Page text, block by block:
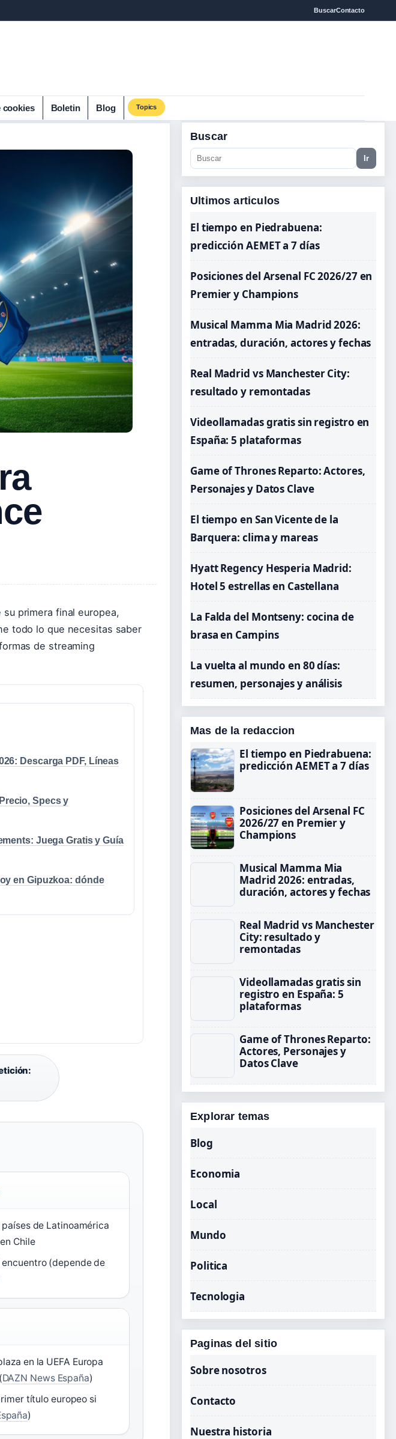
BuscarContacto
cookies Boletin Blog Topics
primera final europea,
todo lo que necesitas saber
de streaming
Descarga PDF, Líneas
Specs y
Juega Gratis y Guía
en Gipuzkoa: dónde
de Latinoamérica
Chile
(depende de
en la UEFA Europa
DAZN News España)
título europeo si
)
Buscar
Ir
Ultimos articulos
El tiempo en Piedrabuena:
predicción AEMET a 7 días
Posiciones del Arsenal FC 2026/27 en
Premier y Champions
Musical Mamma Mia Madrid 2026:
entradas, duración, actores y fechas
Real Madrid vs Manchester City:
resultado y remontadas
Videollamadas gratis sin registro en
España: 5 plataformas
Game of Thrones Reparto: Actores,
Personajes y Datos Clave
El tiempo en San Vicente de la
Barquera: clima y mareas
Hyatt Regency Hesperia Madrid:
Hotel 5 estrellas en Castellana
La Falda del Montseny: cocina de
brasa en Campins
La vuelta al mundo en 80 días:
resumen, personajes y análisis
Mas de la redaccion
El tiempo en Piedrabuena:
predicción AEMET a 7 días
Posiciones del Arsenal FC
2026/27 en Premier y
Champions
Musical Mamma Mia
Madrid 2026: entradas,
duración, actores y fechas
Real Madrid vs Manchester
City: resultado y
remontadas
Videollamadas gratis sin
registro en España: 5
plataformas
Game of Thrones Reparto:
Actores, Personajes y
Datos Clave
Explorar temas
Blog
Economia
Local
Mundo
Politica
Tecnologia
Paginas del sitio
Sobre nosotros
Contacto
Nuestra historia